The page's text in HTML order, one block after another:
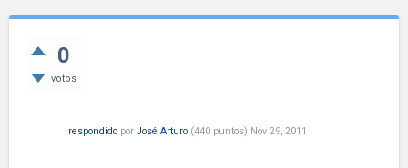
0
votos
respondido por José Arturo (440 puntos) Nov 29, 2011